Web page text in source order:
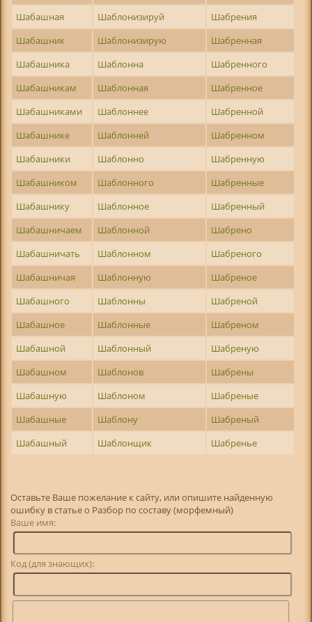
Шабашная
Шаблонизируй
Шабрения
Шабашник
Шаблонизирую
Шабренная
Шабашника
Шаблонна
Шабренного
Шабашникам
Шаблонная
Шабренное
Шабашниками
Шаблоннее
Шабренной
Шабашнике
Шаблонней
Шабренном
Шабашники
Шаблонно
Шабренную
Шабашником
Шаблонного
Шабренные
Шабашнику
Шаблонное
Шабренный
Шабашничаем
Шаблонной
Шабрено
Шабашничать
Шаблонном
Шабреного
Шабашничая
Шаблонную
Шабреное
Шабашного
Шаблонны
Шабреной
Шабашное
Шаблонные
Шабреном
Шабашной
Шаблонный
Шабреную
Шабашном
Шаблонов
Шабрены
Шабашную
Шаблоном
Шабреные
Шабашные
Шаблону
Шабреный
Шабашный
Шаблонщик Шабренье
Оставьте Ваше пожелание к сайту, или опишите найденную
ошибку в статье о Разбор по составу (морфемный)
Ваше имя:
Код (для знающих):